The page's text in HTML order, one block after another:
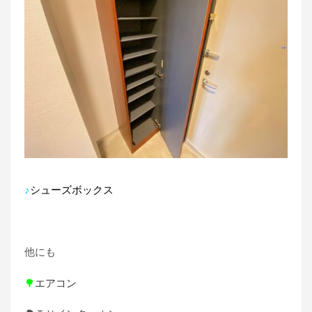
♪シューズボックス
他にも
🌳エアコン